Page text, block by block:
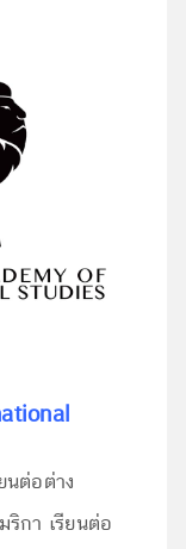
ต่อต่าง
ริกา เรียนต่อ